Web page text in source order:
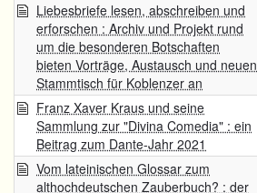
Liebesbriefe lesen, abschreiben und
erforschen : Archiv und Projekt rund
um die besonderen Botschaften
bieten Vorträge, Austausch und neuen
Stammtisch für Koblenzer an
Franz Xaver Kraus und seine
Sammlung zur "Divina Comedia" : ein
Beitrag zum Dante-Jahr 2021
Vom lateinischen Glossar zum
althochdeutschen Zauberbuch? : der